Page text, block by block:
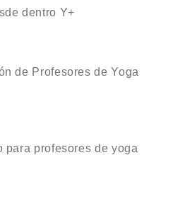
dentro Y+
de Profesores de Yoga
para profesores de yoga